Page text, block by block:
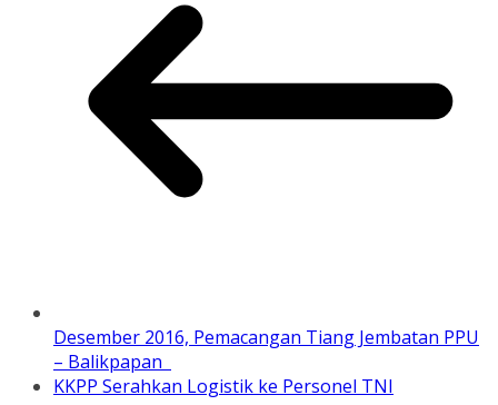
Desember 2016, Pemacangan Tiang Jembatan PPU
– Balikpapan
KKPP Serahkan Logistik ke Personel TNI